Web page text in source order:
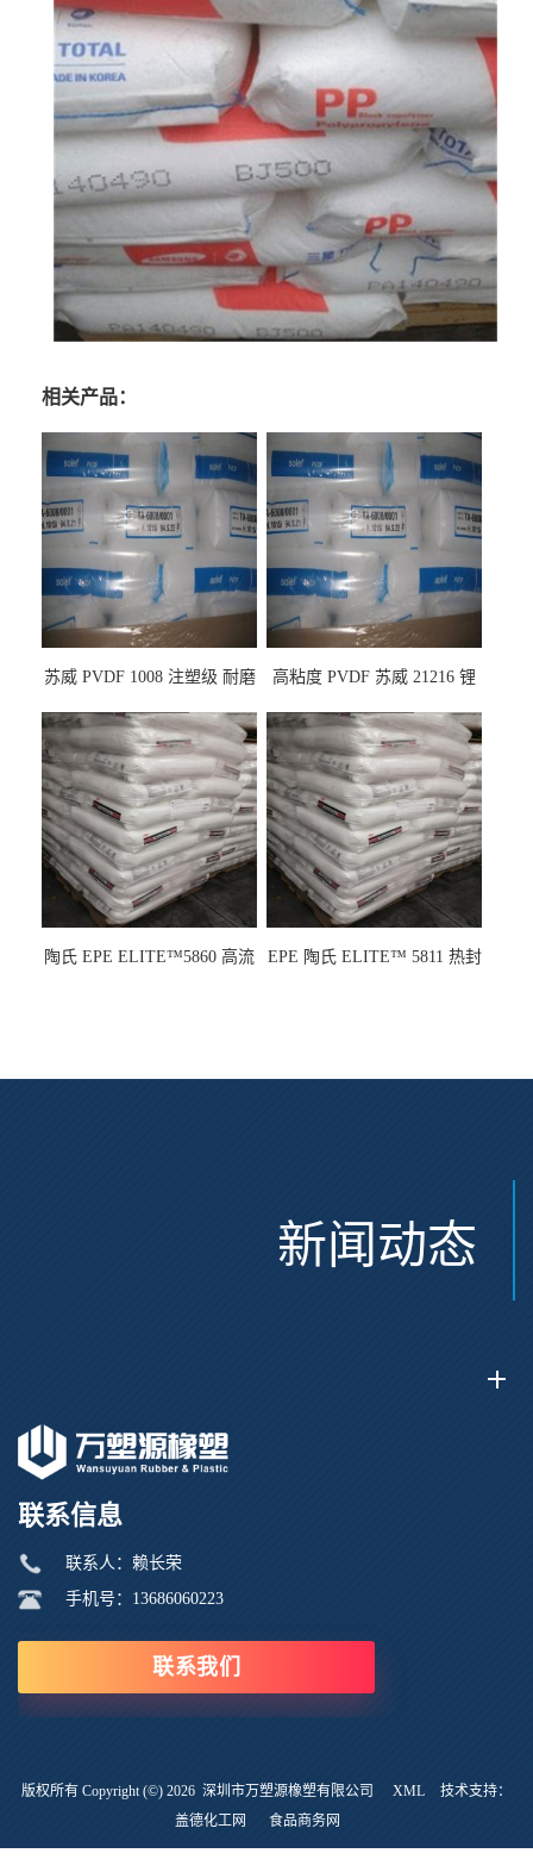
相关产品：
苏威 PVDF 1008 注塑级 耐磨
龙
高粘度 PVDF 苏威 21216 锂
陶氏 EPE ELITE™5860 高流
EPE 陶氏 ELITE™ 5811 热封
新闻动态
联系信息
联系人：赖长荣
手机号：13686060223
联系我们
版权所有 Copyright (©) 2026 深圳市万塑源橡塑有限公司 XML
技术支持：
盖德化工网
食品商务网